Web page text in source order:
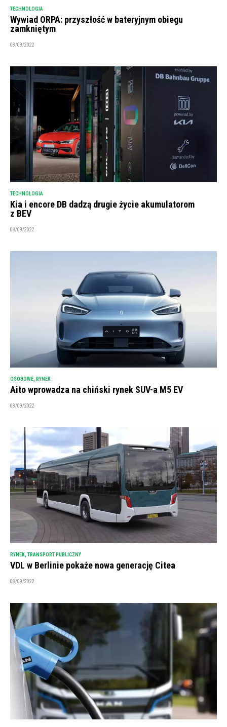
TECHNOLOGIA
Wywiad ORPA: przyszłość w bateryjnym obiegu
zamkniętym
08/09/2022
TECHNOLOGIA
Kia i encore DB dadzą drugie życie akumulatorom
z BEV
08/09/2022
OSOBOWE RYNEK
Aito wprowadza na chiński rynek SUV-a M5 EV
08/09/2022
RYNEK, TRANSPORT PUBLICZNY
VDL w Berlinie pokaże nowa generację Citea
08/09/2022